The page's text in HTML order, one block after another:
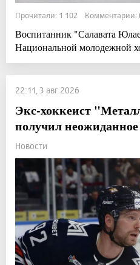
Прочитали: 1 102 Комментарии:
Воспитанник "Салавата
Национальной молодежной
22:11, 3 авг 2026
Экс-хоккеист
получил
Новости